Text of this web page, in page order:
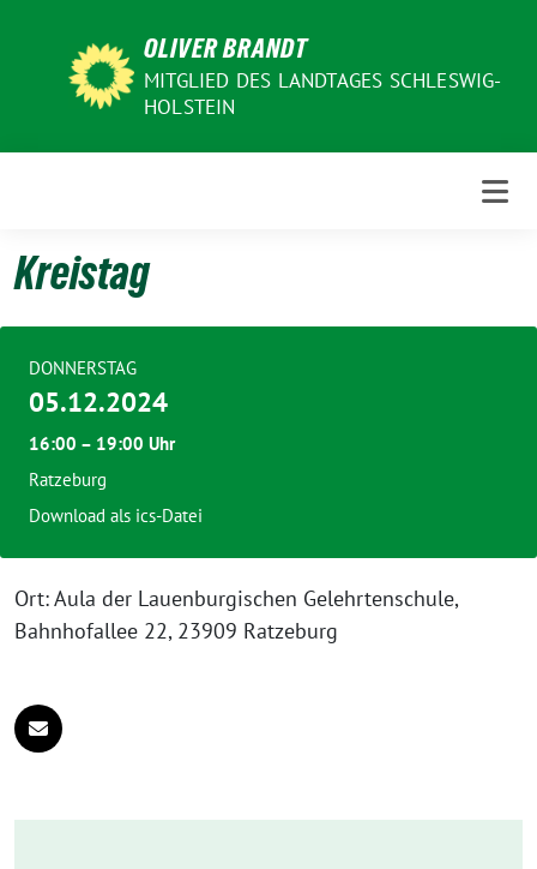
OLIVER BRANDT
MITGLIED DES LANDTAGES SCHLESWIG-
HOLSTEIN
Kreistag
Ort: Aula der Lauenburgischen Gelehrtenschule,
Bahnhofallee 22, 23909 Ratzeburg
DONNERSTAG
05.12.2024
16:00 – 19:00 Uhr
Ratzeburg
Download als ics-Datei